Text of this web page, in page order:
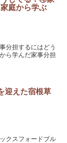
庭から学ぶ
分担するにはどう
ら学んだ家事分担
迎えた宿根草
クスフォードブル